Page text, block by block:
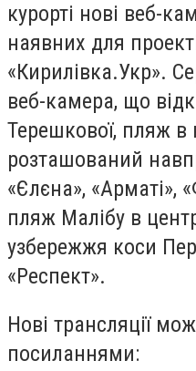
курорті нові веб-
наявних для
«Кирилівка.Укр».
веб-камера, що
Терешкової, пляж в
розташований
«Єлєна», «Арматі»,
пляж Малібу в
узбережжя коси
«Респект».
Нові трансляції
посиланнями: